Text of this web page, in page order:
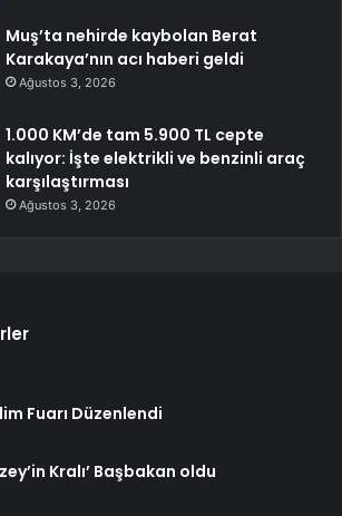
Muş’ta nehirde kaybolan Berat
Karakaya’nın acı haberi geldi
Ağustos 3, 2026
1.000 KM’de tam 5.900 TL cepte
kalıyor: İşte elektrikli ve benzinli araç
karşılaştırması
Ağustos 3, 2026
Fuarı Düzenlendi
Kralı’ Başbakan oldu